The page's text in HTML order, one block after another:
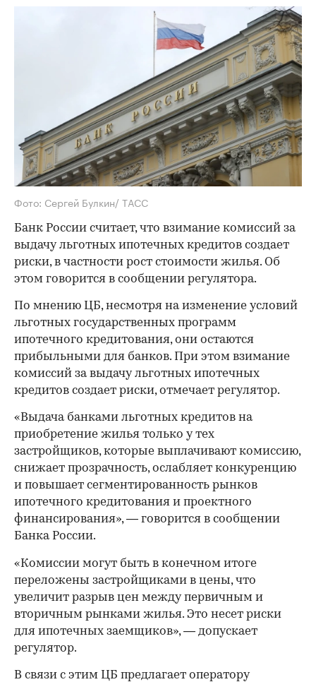
Фото: Сергей Булкин/ ТACC
Банк России считает, что взимание комиссий за
выдачу льготных ипотечных кредитов создает
риски, в частности рост стоимости жилья. Об
этом говорится в сообщении регулятора.
По мнению ЦБ, несмотря на изменение условий
льготных государственных программ
ипотечного кредитования, они остаются
прибыльными для банков. При этом взимание
комиссий за выдачу льготных ипотечных
кредитов создает риски, отмечает регулятор.
«Выдача банками льготных кредитов на
приобретение жилья только у тех
застройщиков, которые выплачивают комиссию,
снижает прозрачность, ослабляет конкуренцию
и повышает сегментированность рынков
ипотечного кредитования и проектного
финансирования», — говорится в сообщении
Банка России.
«Комиссии могут быть в конечном итоге
переложены застройщиками в цены, что
увеличит разрыв цен между первичным и
вторичным рынками жилья. Это несет риски
для ипотечных заемщиков», — допускает
регулятор.
В связи с этим ЦБ предлагает оператору